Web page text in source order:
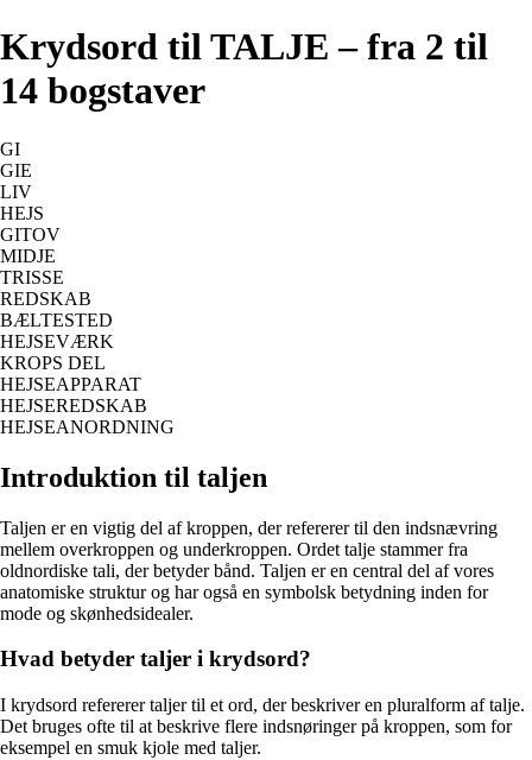
Krydsord til TALJE – fra 2 til
14 bogstaver
GI
GIE
LIV
HEJS
GITOV
MIDJE
TRISSE
REDSKAB
BÆLTESTED
HEJSEVÆRK
KROPS DEL
HEJSEAPPARAT
HEJSEREDSKAB
HEJSEANORDNING
Introduktion til taljen
Taljen er en vigtig del af kroppen, der refererer til den indsnævring
mellem overkroppen og underkroppen. Ordet talje stammer fra
oldnordiske tali, der betyder bånd. Taljen er en central del af vores
anatomiske struktur og har også en symbolsk betydning inden for
mode og skønhedsidealer.
Hvad betyder taljer i krydsord?
I krydsord refererer taljer til et ord, der beskriver en pluralform af talje.
Det bruges ofte til at beskrive flere indsnøringer på kroppen, som for
eksempel en smuk kjole med taljer.